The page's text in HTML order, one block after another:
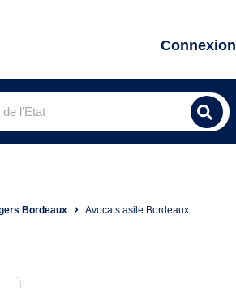
Connexion
l’État
Bordeaux Avocats asile Bordeaux